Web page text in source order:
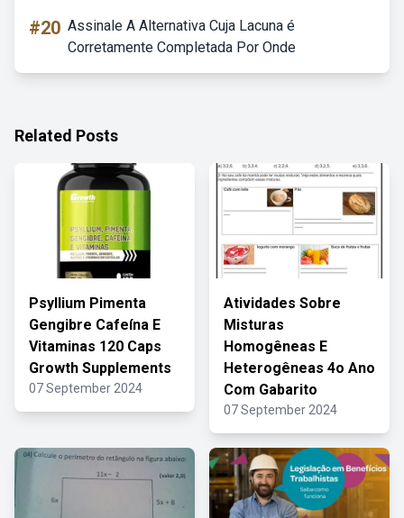
#20 Assinale A Alternativa Cuja Lacuna é
Corretamente Completada Por Onde
Related Posts
Psyllium Pimenta
Gengibre Cafeína E
Vitaminas 120 Caps
Growth Supplements
07 September 2024
Atividades Sobre
Misturas
Homogêneas E
Heterogêneas 4o Ano
Com Gabarito
07 September 2024